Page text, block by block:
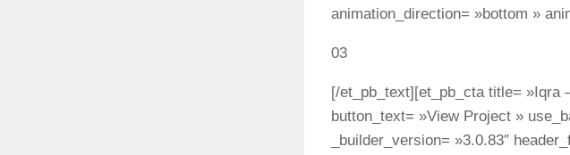
animation_direction= »bottom »
03
[/et_pb_text][et_pb_cta title= »Iqra
button_text= »View Project »
_builder_version= »3.0.83″